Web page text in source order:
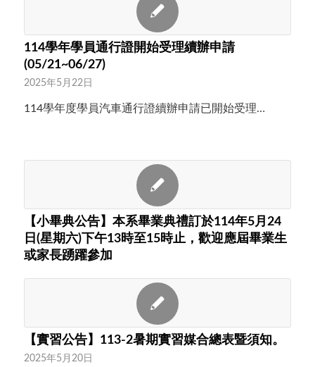
114學年學員通行證開始受理續辦申請
(05/21~06/27)
2025年5月22日
114學年度學員汽車通行證續辦申請已開始受理…
【小畢典公告】本系畢業典禮訂於114年5月24
日(星期六)下午13時至15時止，歡迎應屆畢業生
或家長踴躍參加
【實習公告】113-2暑期實習媒合總表暨須知。
2025年5月20日